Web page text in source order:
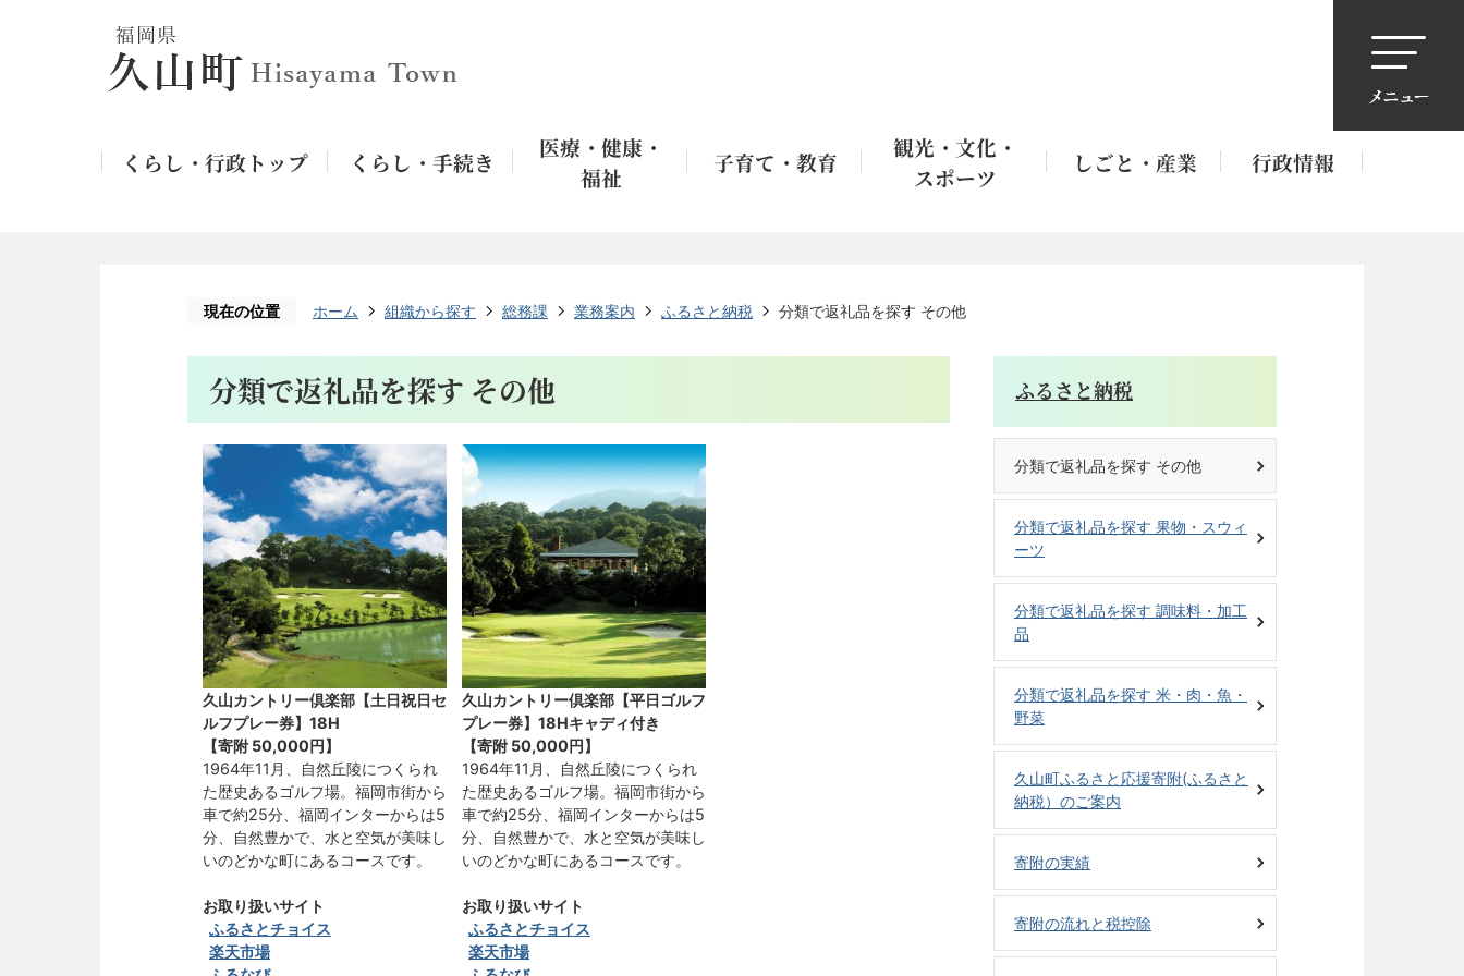
くらし・行政トップ くらし・手続き
医療・健康・
福祉
子育て・教育
観光・文化・
スポーツ
しごと・産業 行政情報
現在の位置 ホーム 組織から探す 総務課 業務案内 ふるさと納税 分類で返礼品を探す その他
分類で返礼品を探す その他
久山カントリー倶楽部【土日祝日セ
ルフプレー券】18H
【寄附 50,000円】
1964年11月、自然丘陵につくられ
た歴史あるゴルフ場。福岡市街から
車で約25分、福岡インターからは5
分、自然豊かで、水と空気が美味し
いのどかな町にあるコースです。
お取り扱いサイト
ふるさとチョイス
楽天市場
久山カントリー倶楽部【平日ゴルフ
プレー券】18Hキャディ付き
【寄附 50,000円】
1964年11月、自然丘陵につくられ
た歴史あるゴルフ場。福岡市街から
車で約25分、福岡インターからは5
分、自然豊かで、水と空気が美味し
いのどかな町にあるコースです。
お取り扱いサイト
ふるさとチョイス
楽天市場
ふるさと納税
分類で返礼品を探す その他
分類で返礼品を探す 果物・スウィ
ーツ
分類で返礼品を探す 調味料・加工
品
分類で返礼品を探す 米・肉・魚・
野菜
久山町ふるさと応援寄附(ふるさと
納税）のご案内
寄附の実績
寄附の流れと税控除